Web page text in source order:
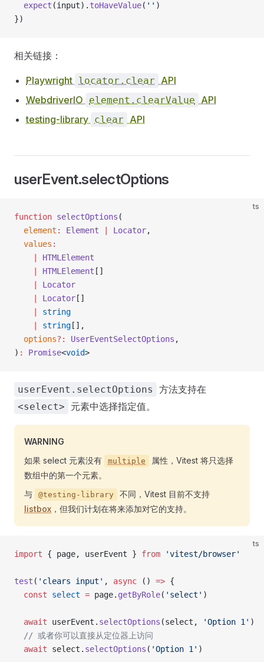
  expect
(input). toHaveValue( '' )
})
相关链接：
Playwright locator.clear
API
WebdriverIO
element.clearValue
API
testing-library clear API
userEvent.selectOptions
ts
function selectOptions (
  element
: Element Locator,
  values
:
HTMLElement
HTMLElement []
Locator
Locator []
string
string [],
  options
?: UserEventSelectOptions ,
) : Promise<void>
userEvent.selectOptions 方法支持在
<select> 元素中选择指定值。
WARNING
如果 select 元素没有
multiple
属性，Vitest 将只选择
数组中的第一个元素。
与
@testing-library
不同，Vitest 目前不支持
listbox ，但我们计划在将来添加对它的支持。
ts
import { page, userEvent } from 'vitest/browser'
test ( 'clears input' , async () => {
  const
select = page. getByRole( 'select' )
  await
userEvent. selectOptions (select, 'Option 1' )
  // 或者你可以直接从定位器上访问
  await
select. selectOptions ( 'Option 1' )